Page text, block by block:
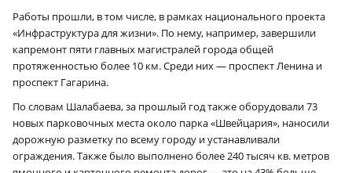
Работы прошли, в том числе, в рамках национального проекта
«Инфраструктура для жизни». По нему, например, завершили
капремонт пяти главных магистралей города общей
протяженностью более 10 км. Среди них — проспект Ленина и
проспект Гагарина.
По словам Шалабаева, за прошлый год также оборудовали 73
новых парковочных места около парка «Швейцария», наносили
дорожную разметку по всему городу и устанавливали
ограждения. Также было выполнено более 240 тысяч кв. метров